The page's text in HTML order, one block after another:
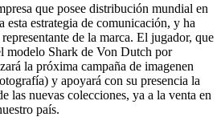
que posee distribución mundial en
esta estrategia de comunicación, y ha
de la marca. El jugador, que
modelo Shark de Von Dutch por
la próxima campaña de imagenen
y apoyará con su presencia la
las nuevas colecciones, ya a la venta en
país.